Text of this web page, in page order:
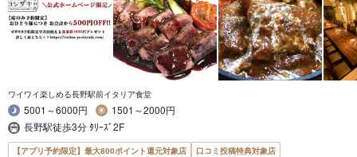
ワイワイ楽しめる長野駅前イタリア食堂
5001～6000円
1501～2000円
長野駅徒歩3分 ﾀﾘｰｽﾞ2F
【アプリ予約限定】最大800ポイント還元対象店
口コミ投稿特典対象店